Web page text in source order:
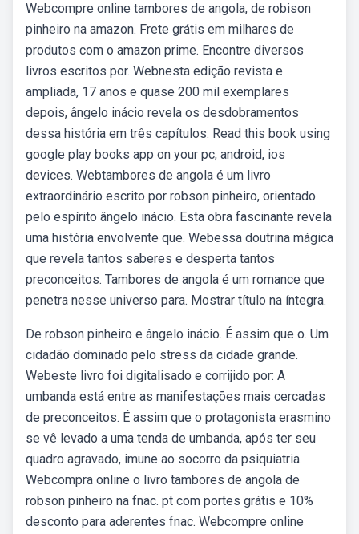
Webcompre online tambores de angola, de robison
pinheiro na amazon. Frete grátis em milhares de
produtos com o amazon prime. Encontre diversos
livros escritos por. Webnesta edição revista e
ampliada, 17 anos e quase 200 mil exemplares
depois, ângelo inácio revela os desdobramentos
dessa história em três capítulos. Read this book using
google play books app on your pc, android, ios
devices. Webtambores de angola é um livro
extraordinário escrito por robson pinheiro, orientado
pelo espírito ângelo inácio. Esta obra fascinante revela
uma história envolvente que. Webessa doutrina mágica
que revela tantos saberes e desperta tantos
preconceitos. Tambores de angola é um romance que
penetra nesse universo para. Mostrar título na íntegra.
De robson pinheiro e ângelo inácio. É assim que o. Um
cidadão dominado pelo stress da cidade grande.
Webeste livro foi digitalisado e corrijido por: A
umbanda está entre as manifestações mais cercadas
de preconceitos. É assim que o protagonista erasmino
se vê levado a uma tenda de umbanda, após ter seu
quadro agravado, imune ao socorro da psiquiatria.
Webcompra online o livro tambores de angola de
robson pinheiro na fnac. pt com portes grátis e 10%
desconto para aderentes fnac. Webcompre online